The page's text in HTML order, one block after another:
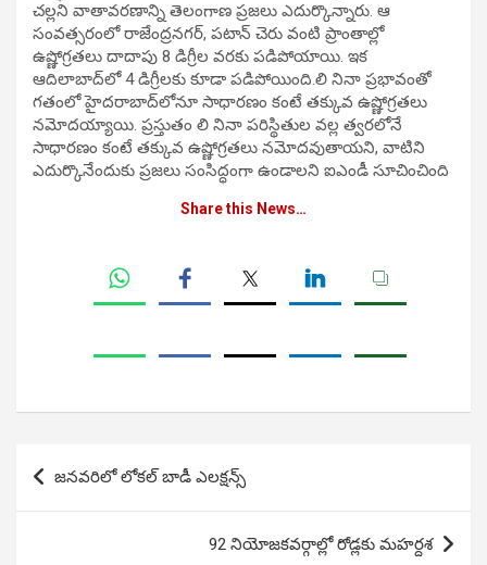
చల్లని వాతావరణాన్ని తెలంగాణ ప్రజలు ఎదుర్కొన్నారు. ఆ
సంవత్సరంలో రాజేంద్రనగర్, పటాన్‌ చెరు వంటి ప్రాంతాల్లో
ఉష్ణోగ్రతలు దాదాపు 8 డిగ్రీల వరకు పడిపోయాయి. ఇక
ఆదిలాబాద్‌లో 4 డిగ్రీలకు కూడా పడిపోయింది.లి నినా ప్రభావంతో
గతంలో హైదరాబాద్‌లోనూ సాధారణం కంటే తక్కువ ఉష్ణోగ్రతలు
నమోదయ్యాయి. ప్రస్తుతం లి నినా పరిస్థితుల వల్ల త్వరలోనే
సాధారణం కంటే తక్కువ ఉష్ణోగ్రతలు నమోదవుతాయని, వాటిని
ఎదుర్కొనేందుకు ప్రజలు సంసిద్ధంగా ఉండాలని ఐఎండీ సూచించింది
Share this News…
Post
navigation
జనవరిలో లోకల్ బాడీ ఎలక్షన్స్
92 నియోజకవర్గాల్లో రోడ్లకు మహర్దశ